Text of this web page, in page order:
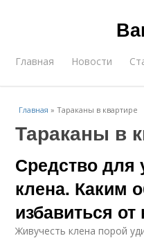
Главная Новости
Главная »Тараканы в квартире
Тараканы в
Средство для
клена. Каким
избавиться от
Живучесть клена порой